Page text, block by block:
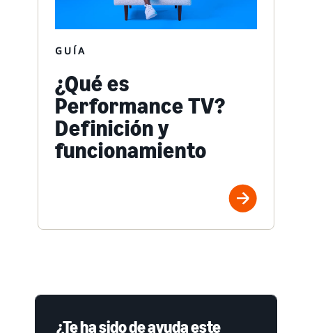
GUÍA
¿Qué es
Performance TV?
Definición y
funcionamiento
¿Te ha sido de ayuda este